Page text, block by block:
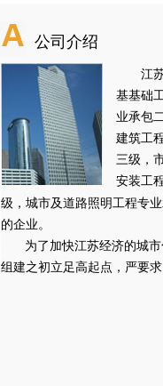
公司介绍
江苏
基基础
业承包
建筑工
三级，
安装工
级，城市及道路照明工程专
的企业。
为了加快江苏经济的城
组建之初立足高起点，严要